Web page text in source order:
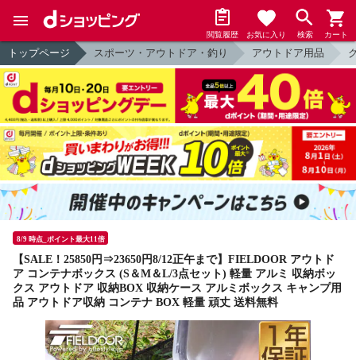
閲覧履歴 お気に入り 検索 カート
トップページ スポーツ・アウトドア・釣り アウトドア用品
8/9 時点_ポイント最大11倍
【SALE！25850円⇒23650円8/12正午まで】FIELDOOR アウトド
ア コンテナボックス (S＆M＆L/3点セット) 軽量 アルミ 収納ボッ
クス アウトドア 収納BOX 収納ケース アルミボックス キャンプ用
品 アウトドア収納 コンテナ BOX 軽量 頑丈 送料無料